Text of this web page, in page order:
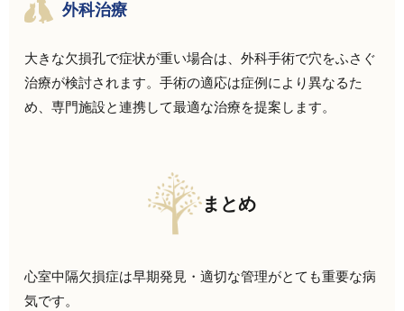
外科治療
大きな欠損孔で症状が重い場合は、外科手術で穴をふさぐ
治療が検討されます。手術の適応は症例により異なるた
め、専門施設と連携して最適な治療を提案します。
まとめ
心室中隔欠損症は早期発見・適切な管理がとても重要な病
気です。